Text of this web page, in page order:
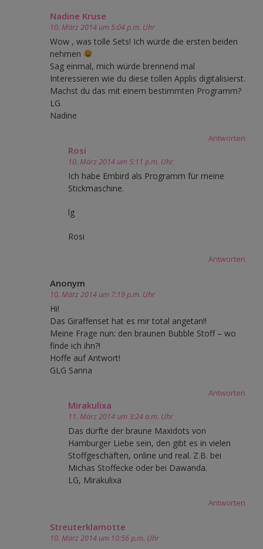
Nadine Kruse
10. März 2014 um 5:04 p.m. Uhr
Wow , was tolle Sets! Ich würde die ersten beiden
nehmen
Sag einmal, mich würde brennend mal
Interessieren wie du diese tollen Applis digitalisierst.
Machst du das mit einem bestimmten Programm?
LG
Nadine
Antworten
Rosi
10. März 2014 um 5:11 p.m. Uhr
Ich habe Embird als Programm für meine
Stickmaschine.
lg
Rosi
Antworten
Anonym
10. März 2014 um 7:19 p.m. Uhr
Hi!
Das Giraffenset hat es mir total angetan!!
Meine Frage nun: den braunen Bubble Stoff – wo
finde ich ihn?!
Hoffe auf Antwort!
GLG Sanna
Antworten
Mirakulixa
11. März 2014 um 3:24 a.m. Uhr
Das dürfte der braune Maxidots von
Hamburger Liebe sein, den gibt es in vielen
Stoffgeschäften, online und real. Z.B. bei
Michas Stoffecke oder bei Dawanda.
LG, Mirakulixa
Antworten
Streuterklamotte
10. März 2014 um 10:56 p.m. Uhr